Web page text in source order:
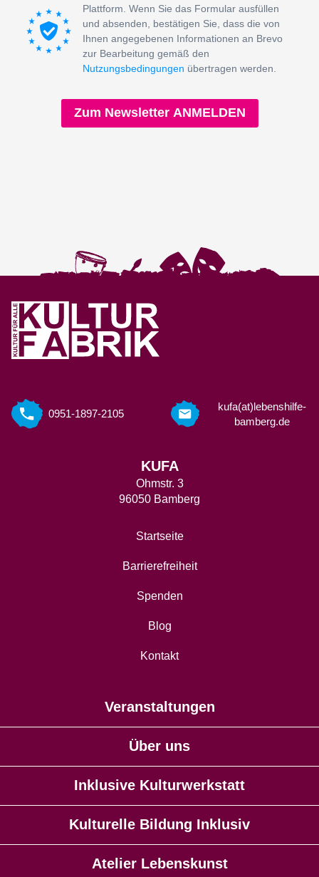
Plattform. Wenn Sie das Formular ausfüllen
und absenden, bestätigen Sie, dass die von
Ihnen angegebenen Informationen an Brevo
zur Bearbeitung gemäß den
Nutzungsbedingungen übertragen werden.
Zum Newsletter ANMELDEN
0951-1897-2105
kufa(at)lebenshilfe-
bamberg.de
KUFA
Ohmstr. 3
96050 Bamberg
Startseite
Barrierefreiheit
Spenden
Blog
Kontakt
Veranstaltungen
Über uns
Inklusive Kulturwerkstatt
Kulturelle Bildung Inklusiv
Atelier Lebenskunst